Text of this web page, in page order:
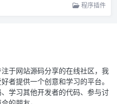
程序插件
于网站源码分享的在线社区，我
者提供一个创意和学习的平台。
学习其他开发者的代码、参与讨